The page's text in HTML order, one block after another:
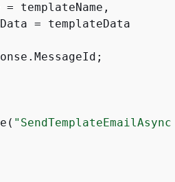
= templateName,
= templateData